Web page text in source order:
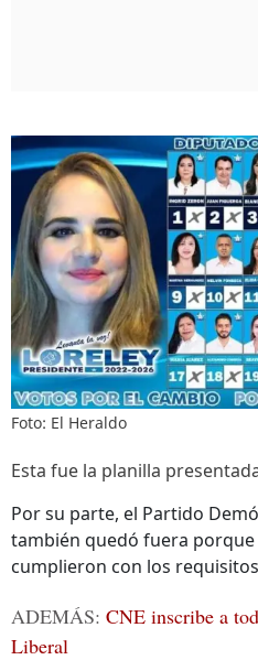
Foto: El Heraldo
Esta fue la planilla
Por su parte, el Partido
también quedó fuera
cumplieron con los
ADEMÁS: CNE inscribe a
Liberal